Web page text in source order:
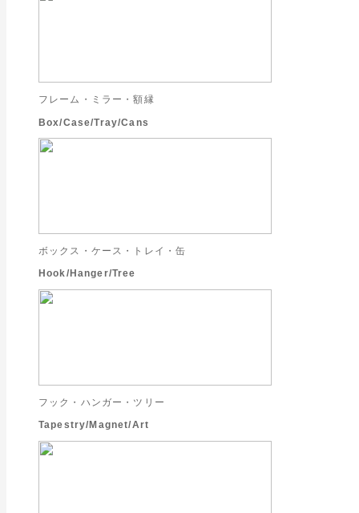
フレーム・ミラー・額縁
Box/Case/Tray/Cans
ボックス・ケース・トレイ・缶
Hook/Hanger/Tree
フック・ハンガー・ツリー
Tapestry/Magnet/Art